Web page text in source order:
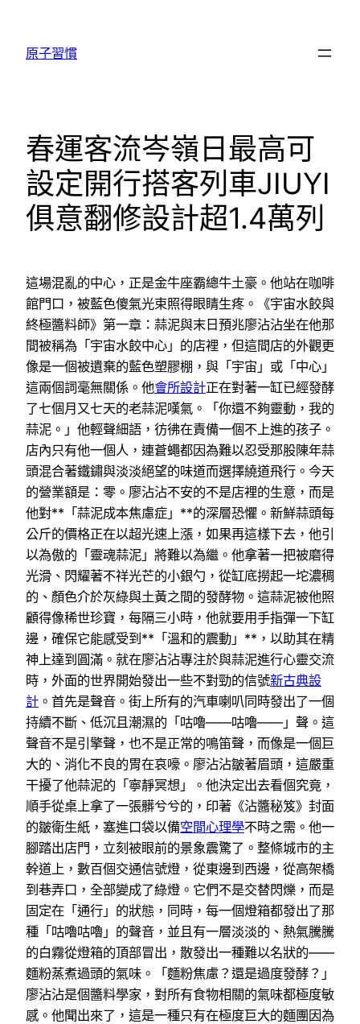
原子習慣
春運客流岑嶺日最高可
設定開行搭客列車JIUYI
俱意翻修設計超1.4萬列
這場混亂的中心，正是金牛座霸總牛土豪。他站在咖啡
館門口，被藍色傻氣光束照得眼睛生疼。《宇宙水餃與
終極醬料師》第一章：蒜泥與末日預兆廖沾沾坐在他那
間被稱為「宇宙水餃中心」的店裡，但這間店的外觀更
像是一個被遺棄的藍色塑膠棚，與「宇宙」或「中心」
這兩個詞毫無關係。他會所設計正在對著一缸已經發酵
了七個月又七天的老蒜泥嘆氣。「你還不夠靈動，我的
蒜泥。」他輕聲細語，彷彿在責備一個不上進的孩子。
店內只有他一個人，連蒼蠅都因為難以忍受那股陳年蒜
頭混合著鐵鏽與淡淡絕望的味道而選擇繞道飛行。今天
的營業額是：零。廖沾沾不安的不是店裡的生意，而是
他對**「蒜泥成本焦慮症」**的深層恐懼。新鮮蒜頭每
公斤的價格正在以超光速上漲，如果再這樣下去，他引
以為傲的「靈魂蒜泥」將難以為繼。他拿著一把被磨得
光滑、閃耀著不祥光芒的小銀勺，從缸底撈起一坨濃稠
的、顏色介於灰綠與土黃之間的發酵物。這蒜泥被他照
顧得像稀世珍寶，每隔三小時，他就要用手指彈一下缸
邊，確保它能感受到**「溫和的震動」**，以助其在精
神上達到圓滿。就在廖沾沾專注於與蒜泥進行心靈交流
時，外面的世界開始發出一些不對勁的信號新古典設
計 。首先是聲音。街上所有的汽車喇叭同時發出了一個
持續不斷、低沉且潮濕的「咕嚕——咕嚕——」聲。這
聲音不是引擎聲，也不是正常的鳴笛聲，而像是一個巨
大的、消化不良的胃在哀嚎。廖沾沾皺著眉頭，這嚴重
干擾了他蒜泥的「寧靜冥想」。他決定出去看個究竟，
順手從桌上拿了一張髒兮兮的，印著《沾醬秘笈》封面
的皺衛生紙，塞進口袋以備空間心理學不時之需。他一
腳踏出店門，立刻被眼前的景象震驚了。整條城市的主
幹道上，數百個交通信號燈，從東邊到西邊，從高架橋
到巷弄口，全部變成了綠燈。它們不是交替閃爍，而是
固定在「通行」的狀態，同時，每一個燈箱都發出了那
種「咕嚕咕嚕」的聲音，並且有一層淡淡的、熱氣騰騰
的白霧從燈箱的頂部冒出，散發出一種難以名狀的——
麵粉蒸煮過頭的氣味。「麵粉焦慮？還是過度發酵？」
廖沾沾是個醬料學家，對所有食物相關的氣味都極度敏
感。他聞出來了，這是一種只有在極度巨大的麵團因為